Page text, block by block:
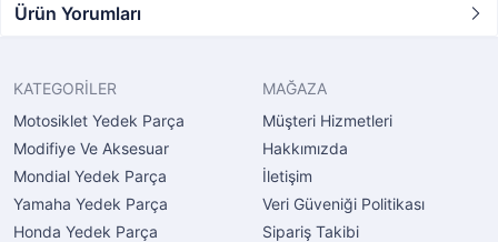
Ürün Yorumları
KATEGORİLER
Motosiklet Yedek Parça
Modifiye Ve Aksesuar
Mondial Yedek Parça
Yamaha Yedek Parça
Honda Yedek Parça
MAĞAZA
Müşteri Hizmetleri
Hakkımızda
İletişim
Veri Güveniği Politikası
Sipariş Takibi